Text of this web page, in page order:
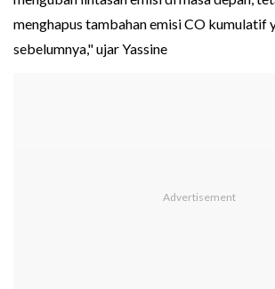
menghapus tambahan emisi CO kumulatif
sebelumnya," ujar Yassine